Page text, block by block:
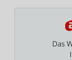
Das